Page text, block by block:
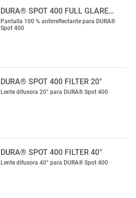
DURA® SPOT 400 FULL GLARE…
Pantalla 100 % antirreflectante para DURA®
Spot 400
DURA® SPOT 400 FILTER 20°
Lente difusora 20° para DURA® Spot 400
DURA® SPOT 400 FILTER 40°
Lente difusora 40° para DURA® Spot 400